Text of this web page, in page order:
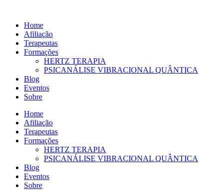
conteúdo
Home
Afiliação
Terapeutas
Formações
HERTZ TERAPIA
PSICANÁLISE VIBRACIONAL QUÂNTICA
Blog
Eventos
Sobre
Home
Afiliação
Terapeutas
Formações
HERTZ TERAPIA
PSICANÁLISE VIBRACIONAL QUÂNTICA
Blog
Eventos
Sobre